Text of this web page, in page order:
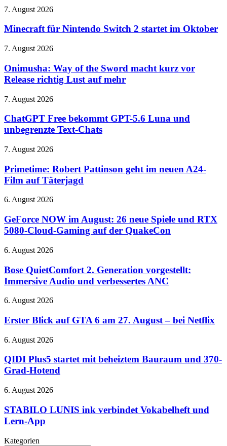
kombiniert
Bass
Bose-
Minecraft
Nintendo
2
startet
im
Oktober
7. August 2026
Minecraft für Nintendo Switch 2 startet im Oktober
Onimusha:
of
the
Sword
kurz
Release
richtig
auf
7. August 2026
Onimusha: Way of the Sword macht kurz vor
Release richtig Lust auf mehr
ChatGPT
bekommt
GPT-
5.6
und
Text-
Chats
7. August 2026
ChatGPT Free bekommt GPT-5.6 Luna und
unbegrenzte Text-Chats
Primetime:
Pattinson
geht
im
A24-
auf
Täterjagd
7. August 2026
Primetime: Robert Pattinson geht im neuen A24-
Film auf Täterjagd
GeForce
im
August:
26
Spiele
RTX
5080-
Gaming
der
QuakeCon
6. August 2026
GeForce NOW im August: 26 neue Spiele und RTX
5080-Cloud-Gaming auf der QuakeCon
Bose
2.
Generation
vorgestellt:
Audio
verbessertes
6. August 2026
Bose QuietComfort 2. Generation vorgestellt:
Immersive Audio und verbessertes ANC
Erster
auf
GTA
6
am
27.
August
–
Netflix
6. August 2026
Erster Blick auf GTA 6 am 27. August – bei Netflix
QIDI
startet
mit
beheiztem
und
Grad-
Hotend
6. August 2026
QIDI Plus5 startet mit beheiztem Bauraum und 370-
Grad-Hotend
STABILO
ink
verbindet
Vokabelheft
6. August 2026
STABILO LUNIS ink verbindet Vokabelheft und
Lern-App
Kategorien